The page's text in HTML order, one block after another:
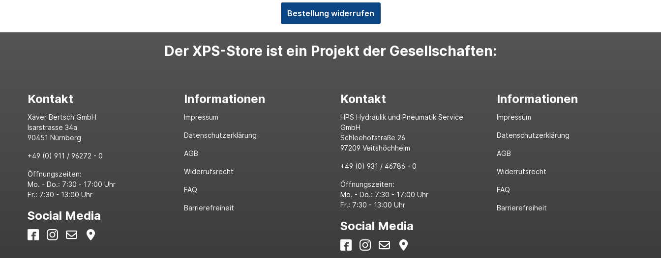
Bestellung widerrufen
Der XPS-Store ist ein Projekt der Gesellschaften:
Kontakt
Xaver Bertsch GmbH
Isarstrasse 34a
90451 Nürnberg
+49 (0) 911 / 96272 - 0
Öffnungszeiten:
Mo. - Do.: 7:30 - 17:00 Uhr
Fr.: 7:30 - 13:00 Uhr
Social Media
Informationen
Impressum
Datenschutzerklärung
AGB
Widerrufsrecht
FAQ
Barrierefreiheit
Kontakt
HPS Hydraulik und Pneumatik Service
GmbH
Schleehofstraße 26
97209 Veitshöchheim
+49 (0) 931 / 46786 - 0
Öffnungszeiten:
Mo. - Do.: 7:30 - 17:00 Uhr
Fr.: 7:30 - 13:00 Uhr
Social Media
Informationen
Impressum
Datenschutzerklärung
AGB
Widerrufsrecht
FAQ
Barrierefreiheit